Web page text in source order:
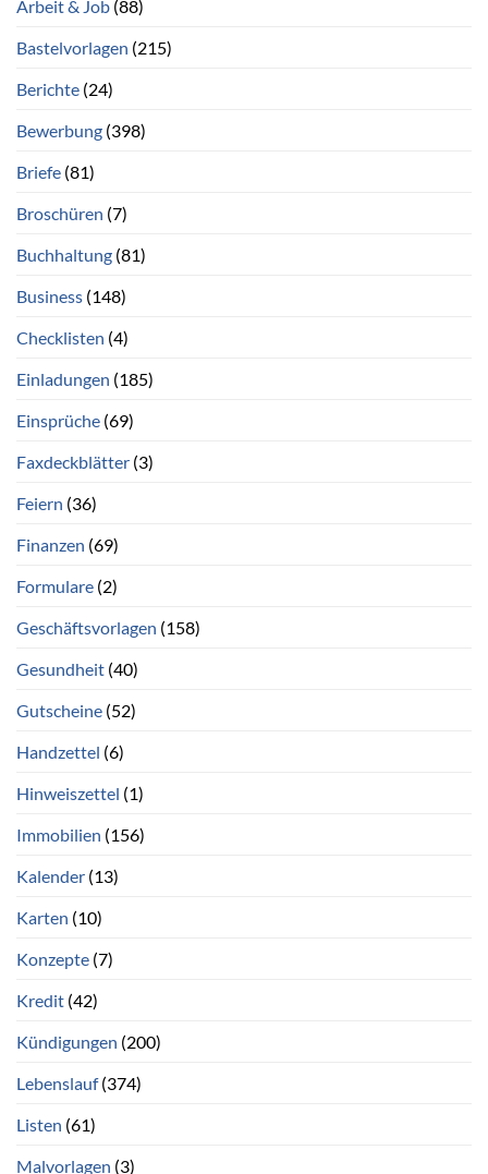
Arbeit & Job (88)
Bastelvorlagen (215)
Berichte (24)
Bewerbung (398)
Briefe (81)
Broschüren (7)
Buchhaltung (81)
Business (148)
Checklisten (4)
Einladungen (185)
Einsprüche (69)
Faxdeckblätter (3)
Feiern (36)
Finanzen (69)
Formulare (2)
Geschäftsvorlagen (158)
Gesundheit (40)
Gutscheine (52)
Handzettel (6)
Hinweiszettel (1)
Immobilien (156)
Kalender (13)
Karten (10)
Konzepte (7)
Kredit (42)
Kündigungen (200)
Lebenslauf(374)
Listen (61)
Malvorlagen (3)